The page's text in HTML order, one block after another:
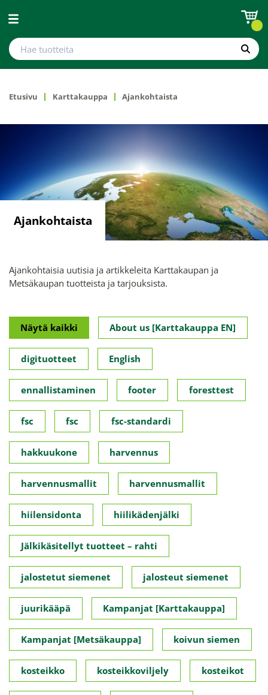
Avaa valikko
Hae tuotteita
Hae
Etusivu Karttakauppa Ajankohtaista
Ajankohtaista
Ajankohtaisia uutisia ja artikkeleita Karttakaupan ja
Metsäkaupan tuotteista ja tarjouksista.
Näytä kaikki About us [Karttakauppa EN]
digituotteet English
ennallistaminen footer foresttest
fsc fsc fsc-standardi
hakkuukone harvennus
harvennusmallit harvennusmallit
hiilensidonta hiilikädenjälki
Jälkikäsitellyt tuotteet – rahti
jalostetut siemenet jalosteut siemenet
juurikääpä Kampanjat [Karttakauppa]
Kampanjat [Metsäkauppa] koivun siemen
kosteikko kosteikkoviljely kosteikot